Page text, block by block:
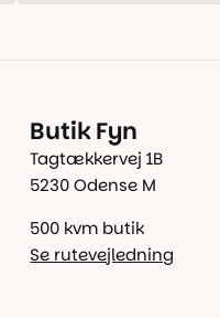
Butik Fyn
Tagtækkervej 1B
5230 Odense M
500 kvm butik
Se rutevejledning